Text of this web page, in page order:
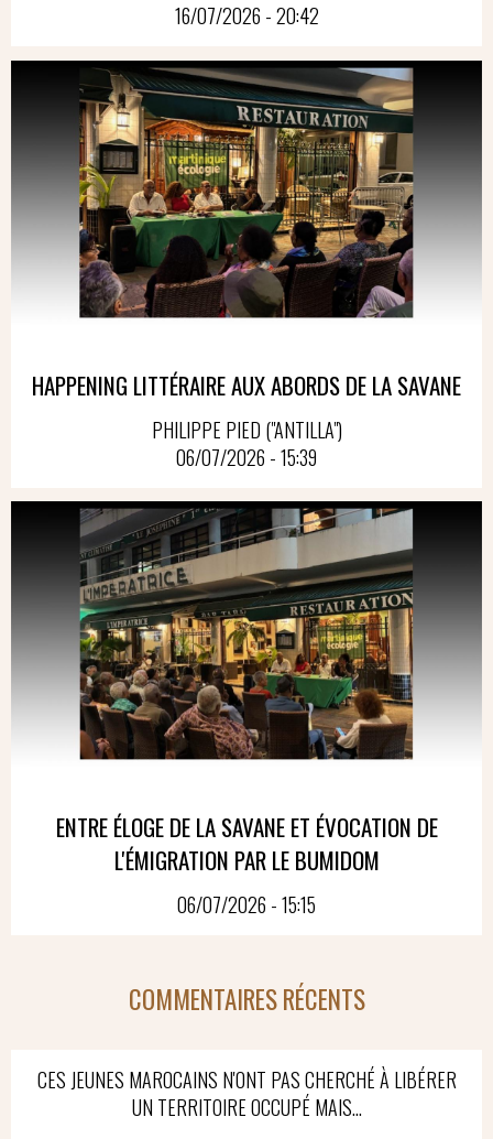
16/07/2026 - 20:42
HAPPENING LITTÉRAIRE AUX ABORDS DE LA SAVANE
PHILIPPE PIED ("ANTILLA")
06/07/2026 - 15:39
ENTRE ÉLOGE DE LA SAVANE ET ÉVOCATION DE
L'ÉMIGRATION PAR LE BUMIDOM
06/07/2026 - 15:15
COMMENTAIRES RÉCENTS
CES JEUNES MAROCAINS N'ONT PAS CHERCHÉ À LIBÉRER
UN TERRITOIRE OCCUPÉ MAIS...